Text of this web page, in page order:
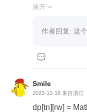
for (int i
        }
int W =
int[] w =
int[] v =
展开 
作者回复: 这

Smile
2023-11-16 来自浙江
dp[tn][rw] =